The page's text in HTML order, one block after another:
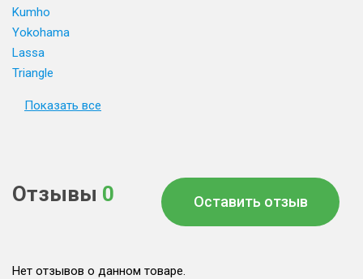
Kumho
Yokohama
Lassa
Triangle
Показать все
Отзывы 0 Оставить отзыв
Нет отзывов о данном товаре.